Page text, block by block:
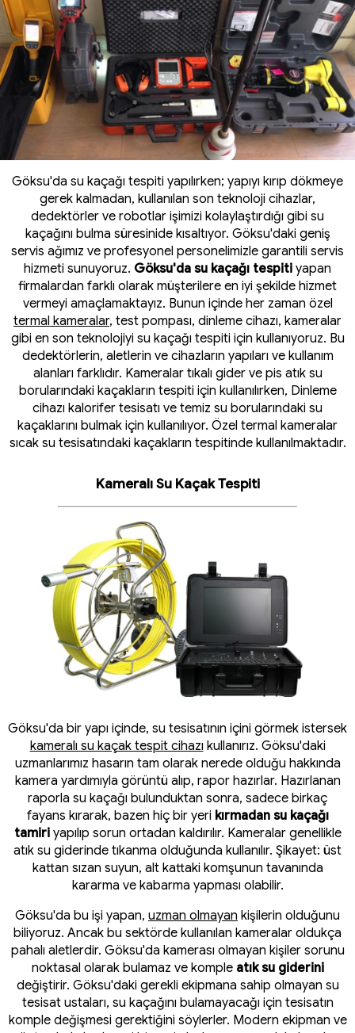
Göksu'da su kaçağı tespiti yapılırken; yapıyı kırıp dökmeye
gerek kalmadan, kullanılan son teknoloji cihazlar,
dedektörler ve robotlar işimizi kolaylaştırdığı gibi su
kaçağını bulma süresinide kısaltıyor. Göksu'daki geniş
servis ağımız ve profesyonel personelimizle garantili servis
hizmeti sunuyoruz. Göksu'da su kaçağı tespiti yapan
firmalardan farklı olarak müşterilere en iyi şekilde hizmet
vermeyi amaçlamaktayız. Bunun içinde her zaman özel
termal kameralar, test pompası, dinleme cihazı, kameralar
gibi en son teknolojiyi su kaçağı tespiti için kullanıyoruz. Bu
dedektörlerin, aletlerin ve cihazların yapıları ve kullanım
alanları farklıdır. Kameralar tıkalı gider ve pis atık su
borularındaki kaçakların tespiti için kullanılırken, Dinleme
cihazı kalorifer tesisatı ve temiz su borularındaki su
kaçaklarını bulmak için kullanılıyor. Özel termal kameralar
sıcak su tesisatındaki kaçakların tespitinde kullanılmaktadır.
Kameralı Su Kaçak Tespiti
Göksu'da bir yapı içinde, su tesisatının içini görmek istersek
kameralı su kaçak tespit cihazı kullanırız. Göksu'daki
uzmanlarımız hasarın tam olarak nerede olduğu hakkında
kamera yardımıyla görüntü alıp, rapor hazırlar. Hazırlanan
raporla su kaçağı bulunduktan sonra, sadece birkaç
fayans kırarak, bazen hiç bir yeri kırmadan su kaçağı
tamiriyapılıp sorun ortadan kaldırılır. Kameralar genellikle
atık su giderinde tıkanma olduğunda kullanılır. Şikayet: üst
kattan sızan suyun, alt kattaki komşunun tavanında
kararma ve kabarma yapması olabilir.
Göksu'da bu işi yapan, uzman olmayan kişilerin olduğunu
biliyoruz. Ancak bu sektörde kullanılan kameralar oldukça
pahalı aletlerdir. Göksu'da kamerası olmayan kişiler sorunu
noktasal olarak bulamaz ve komple atık su giderini
değiştirir. Göksu'daki gerekli ekipmana sahip olmayan su
tesisat ustaları, su kaçağını bulamayacağı için tesisatın
komple değişmesi gerektiğini söylerler. Modern ekipman ve